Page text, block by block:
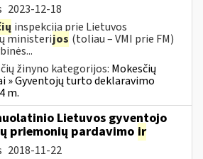
2023-12-18
inspekcija prie Lietuvos
ministerijos (toliau – VMI prie FM)
žinyno kategorijos: Mokesčių
» Gyventojų turto deklaravimo
m.
Lietuvos gyventojo
priemonių pardavimo ir
2018-11-22